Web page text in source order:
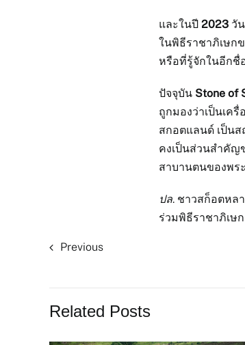
และในปี 2023 วั
ในพิธีราชาภิเษก
หรือที่รู้จักในอีกชื่
ปัจจุบัน Stone of
ถูกมองว่าเป็นเค
สกอตแลนด์ เป็น
คงเป็นส่วนสำคัญ
สาบานตนของพร
ปล. ชาวสก็อตหล
ร่วมพิธีราชาภิเษก
Previous
Related Posts